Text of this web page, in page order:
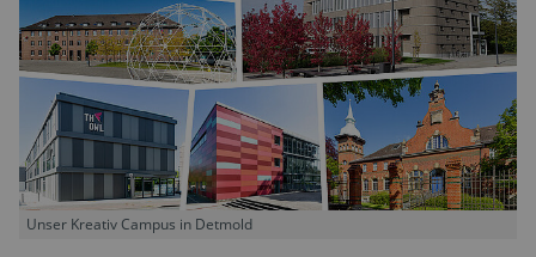
Unser Kreativ Campus in Detmold